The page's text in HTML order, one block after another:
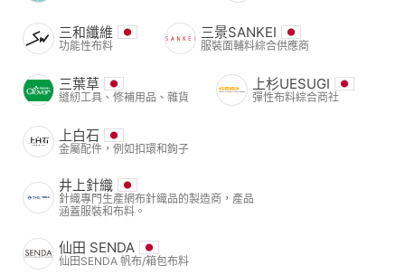
三和纖維
功能性布料
三景SANKEI
服裝面輔料綜合供應商
三葉草
縫紉工具、修補用品、雜貨
上杉UESUGI
彈性布料綜合商社
上白石
金屬配件，例如扣環和鉤子
井上針織
針織專門生產網布針織品的製造商，產品
涵蓋服裝和布料。
仙田 SENDA
仙田SENDA 帆布/箱包布料